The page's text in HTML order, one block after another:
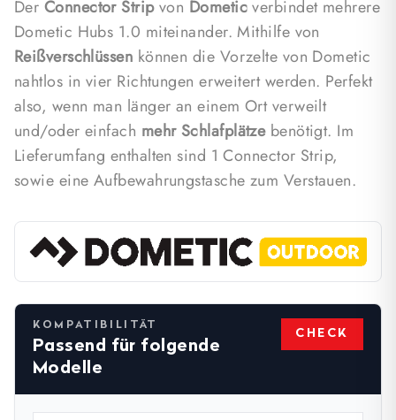
Der Connector Stripvon Dometicverbindet mehrere
Dometic Hubs 1.0 miteinander. Mithilfe von
Reißverschlüssen können die Vorzelte von Dometic
nahtlos in vier Richtungen erweitert werden. Perfekt
also, wenn man länger an einem Ort verweilt
und/oder einfach mehr Schlafplätzebenötigt. Im
Lieferumfang enthalten sind 1 Connector Strip,
sowie eine Aufbewahrungstasche zum Verstauen.
KOMPATIBILITÄT
Passend für folgende
Modelle
CHECK